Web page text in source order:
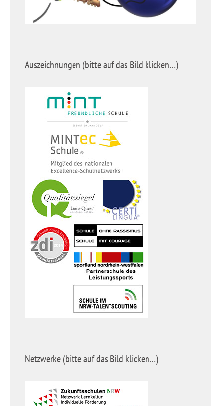
Auszeichnungen (bitte auf das Bild klicken…)
Netzwerke (bitte auf das Bild klicken…)